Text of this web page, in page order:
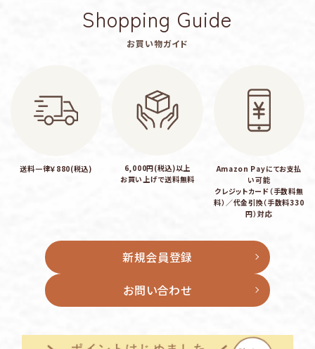
キーワード
カテゴリー
検索する
Shopping Guide
お買い物ガイド
送料一律￥880(税込)
6,000円(税込)以上
お買い上げで送料無料
Amazon Payにてお支払
い可能
クレジットカード（手数料無
料）／代金引換（手数料330
円）対応
新規会員登録
お問い合わせ